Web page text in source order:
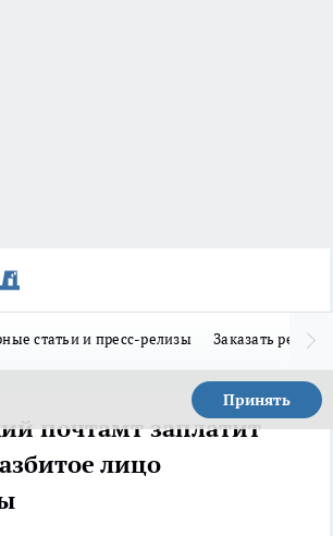
статьи и пресс-релизы Заказать
Принять
почтамт заплатит
лицо